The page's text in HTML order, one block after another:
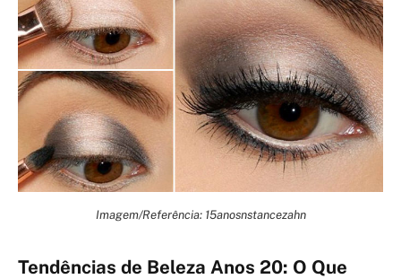
Imagem/Referência: 15anosnstancezahn
Tendências de Beleza Anos 20: O Que